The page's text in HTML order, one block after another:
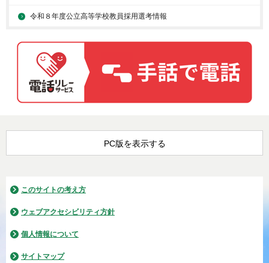
令和８年度公立高等学校教員採用選考情報
PC版を表示する
このサイトの考え方
ウェブアクセシビリティ方針
個人情報について
サイトマップ